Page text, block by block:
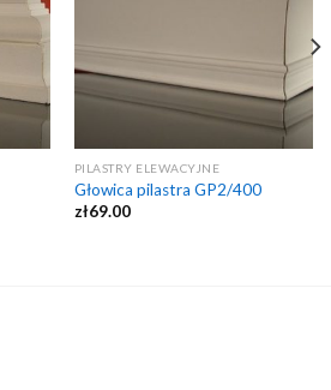
PILASTRY ELEWACYJNE
Głowica pilastra GP2/400
zł69.00